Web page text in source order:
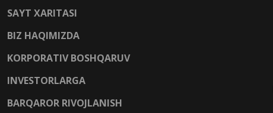
SAYT XARITASI
BIZ HAQIMIZDA
KORPORATIV BOSHQARUV
INVESTORLARGA
BARQAROR RIVOJLANISH